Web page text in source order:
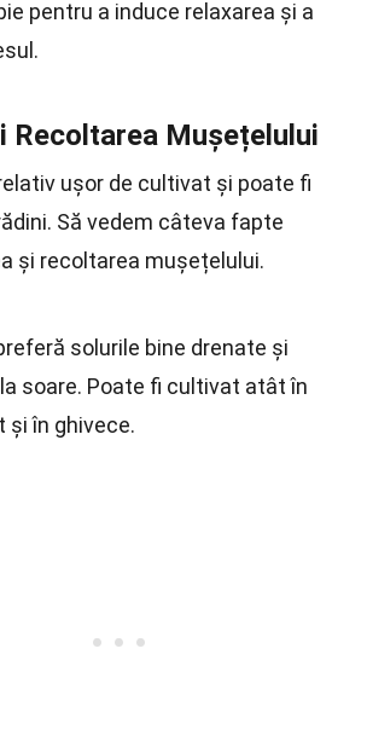
pentru a induce relaxarea și a
Recoltarea Mușețelului
ușor de cultivat și poate fi
Să vedem câteva fapte
și recoltarea mușețelului.
solurile bine drenate și
soare. Poate fi cultivat atât în
și în ghivece.